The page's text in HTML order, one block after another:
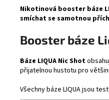
Nikotinová booster báze
smíchat se samotnou
Booster báze
Báze LIQUA Nic Shot
přijatelnou hustotu pro
Všechny báze LIQUA jsou